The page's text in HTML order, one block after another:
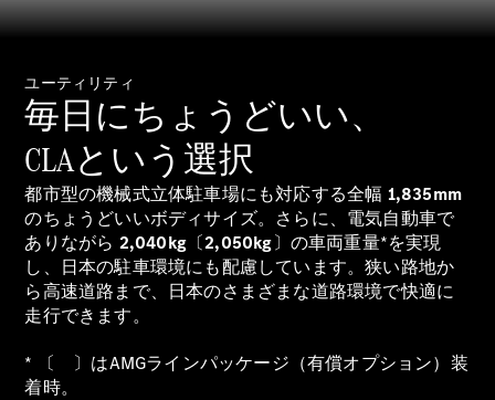
All Compact
A-Class
B-Class
試乗リクエ
スト
オンライン
ショールー
ム
ユーティリティ
毎日にちょうどいい、
CLAという選択
都市型の機械式立体駐車場にも対応する全幅 1,835mm
のちょうどいいボディサイズ。さらに、電気自動車で
ありながら 2,040kg 〔2,050kg〕の車両重量*を実現
し、日本の駐車環境にも配慮しています。狭い路地か
ら高速道路まで、日本のさまざまな道路環境で快適に
走行できます。
* 〔 〕はAMGラインパッケージ（有償オプション）装
着時。